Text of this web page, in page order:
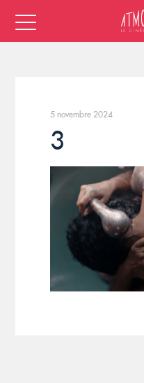
5 novembre 2024
3